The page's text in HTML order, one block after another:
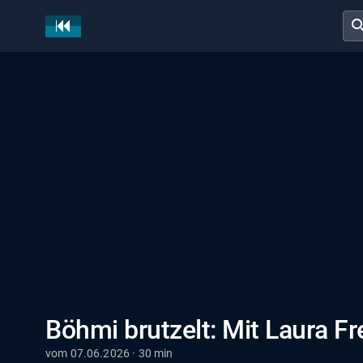
Böhmi brutzelt: Mit Laura
vom 07.06.2026 · 30 min